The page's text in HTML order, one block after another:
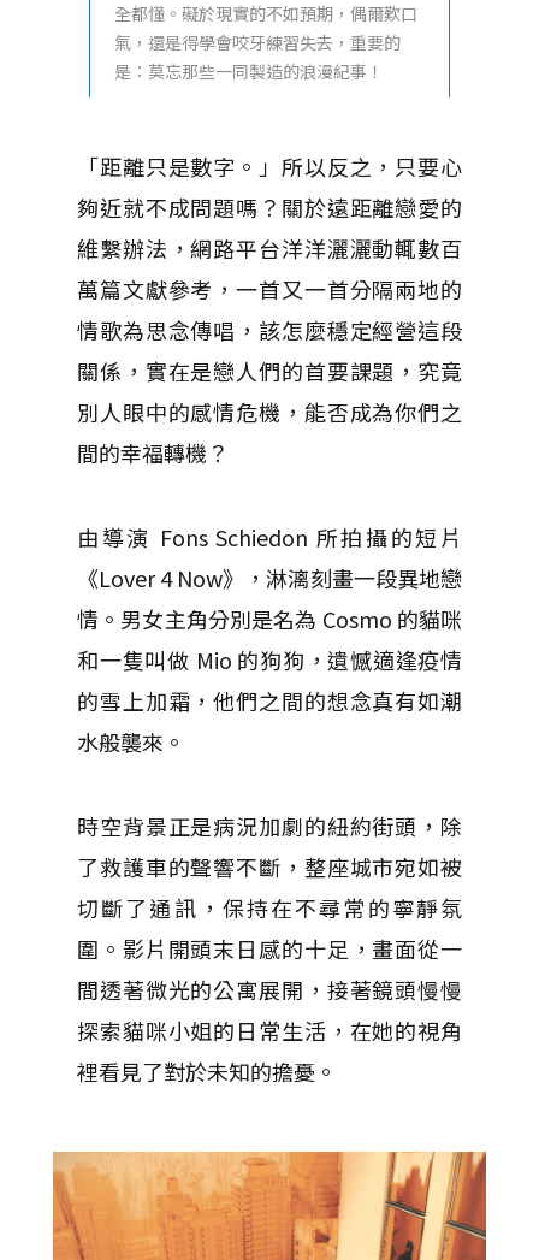
全都懂。礙於現實的不如預期，偶爾歎口
氣，還是得學會咬牙練習失去，重要的
是：莫忘那些一同製造的浪漫紀事！
「距離只是數字。」所以反之，只要心
夠近就不成問題嗎？關於遠距離戀愛的
維繫辦法，網路平台洋洋灑灑動輒數百
萬篇文獻參考，一首又一首分隔兩地的
情歌為思念傳唱，該怎麼穩定經營這段
關係，實在是戀人們的首要課題，究竟
別人眼中的感情危機，能否成為你們之
間的幸福轉機？
由導演 Fons Schiedon 所拍攝的短片
《Lover 4 Now》，淋漓刻畫一段異地戀
情。男女主角分別是名為 Cosmo 的貓咪
和一隻叫做 Mio 的狗狗，遺憾適逢疫情
的雪上加霜，他們之間的想念真有如潮
水般襲來。
時空背景正是病況加劇的紐約街頭，除
了救護車的聲響不斷，整座城市宛如被
切斷了通訊，保持在不尋常的寧靜氛
圍。影片開頭末日感的十足，畫面從一
間透著微光的公寓展開，接著鏡頭慢慢
探索貓咪小姐的日常生活，在她的視角
裡看見了對於未知的擔憂。